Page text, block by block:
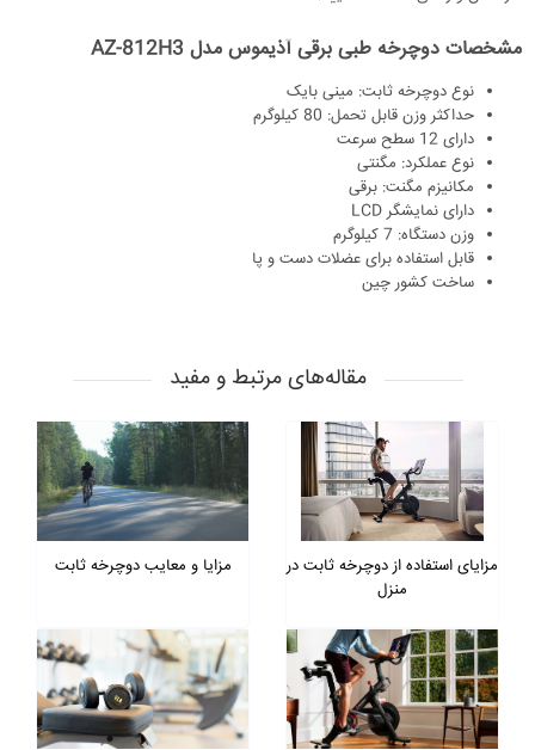
مشخصات دوچرخه طبی برقی آذیموس مدل AZ-812H3
نوع دوچرخه ثابت: مینی بایک
حداکثر وزن قابل تحمل: 80 کیلوگرم
دارای 12 سطح سرعت
نوع عملکرد: مگنتی
مکانیزم مگنت: برقی
دارای نمایشگر LCD
وزن دستگاه: 7 کیلوگرم
قابل استفاده برای عضلات دست و پا
ساخت کشور چین
مقاله‌های مرتبط و مفید
مزایای استفاده از دوچرخه ثابت در
منزل
مزایا و معایب دوچرخه ثابت